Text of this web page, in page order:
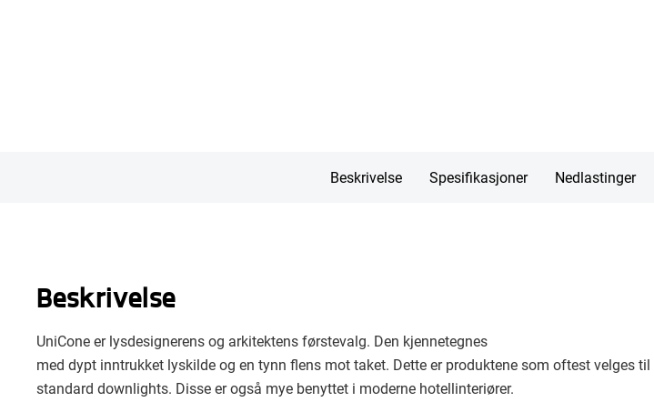
Beskrivelse Spesifikasjoner Nedlastinger
Beskrivelse
UniCone er lysdesignerens og arkitektens førstevalg. Den kjennetegnes
med dypt inntrukket lyskilde og en tynn flens mot taket. Dette er produktene som oftest velges
standard downlights. Disse er også mye benyttet i moderne hotellinteriører.